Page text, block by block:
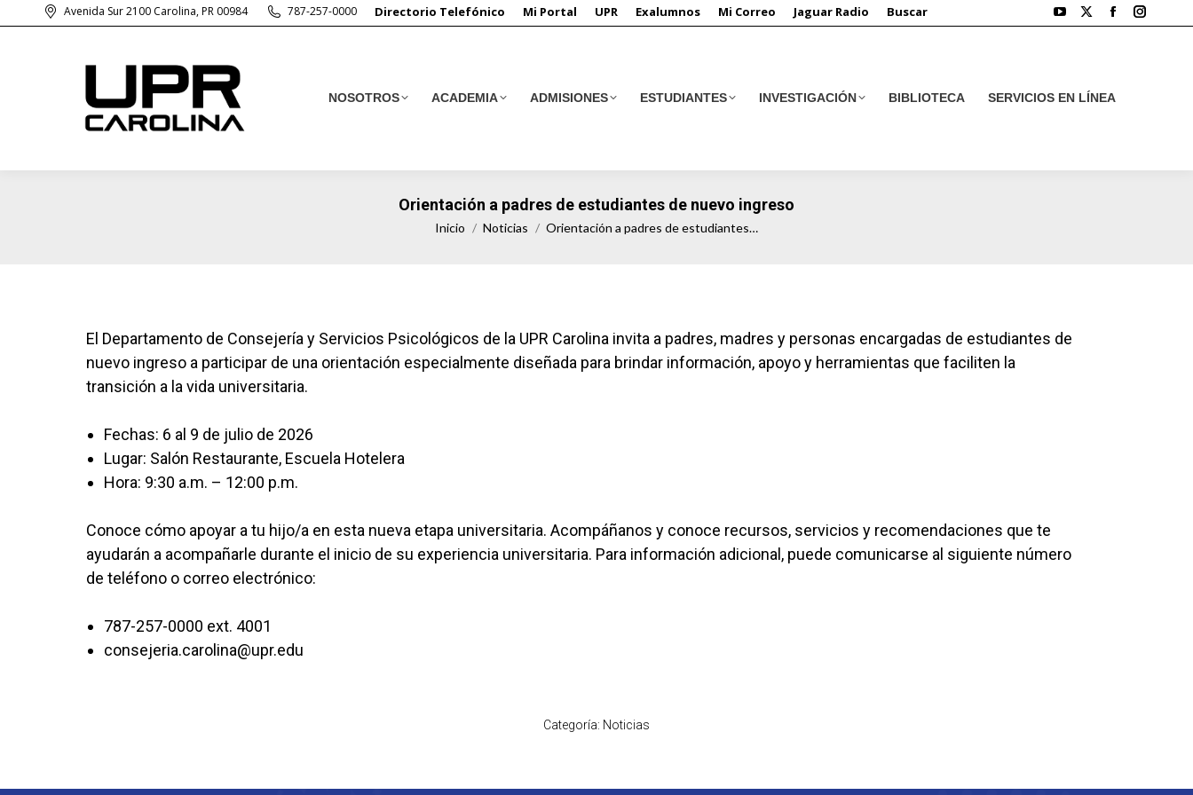
Avenida Sur 2100 Carolina, PR 00984 787-257-0000 Directorio Telefónico Mi Portal UPR Exalumnos Mi Correo Jaguar Radio Buscar
NOSOTROS ACADEMIA ADMISIONES ESTUDIANTES INVESTIGACIÓN BIBLIOTECA SERVICIOS EN LÍNEA
Orientación a padres de estudiantes de nuevo ingreso
Estás aquí:
Inicio Noticias Orientación a padres de estudiantes…
El Departamento de Consejería y Servicios Psicológicos de la UPR Carolina invita a padres, madres y personas encargadas de estudiantes de
nuevo ingreso a participar de una orientación especialmente diseñada para brindar información, apoyo y herramientas que faciliten la
transición a la vida universitaria.
Fechas: 6 al 9 de julio de 2026
Lugar: Salón Restaurante, Escuela Hotelera
Hora: 9:30 a.m. – 12:00 p.m.
Conoce cómo apoyar a tu hijo/a en esta nueva etapa universitaria. Acompáñanos y conoce recursos, servicios y recomendaciones que te
ayudarán a acompañarle durante el inicio de su experiencia universitaria. Para información adicional, puede comunicarse al siguiente número
de teléfono o correo electrónico:
787-257-0000 ext. 4001
consejeria.carolina@upr.edu
Categoría: Noticias
NOSOTROS ACADEMIA ADMISIONES ESTUDIANTES INVESTIGACIÓN BIBLIOTECA SERVICIOS EN LÍNEA